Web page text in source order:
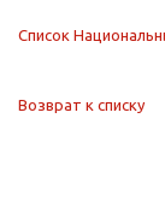
Список
Возврат к списку